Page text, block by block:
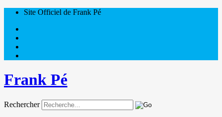
Site Officiel de Frank Pé
Frank Pé
Rechercher